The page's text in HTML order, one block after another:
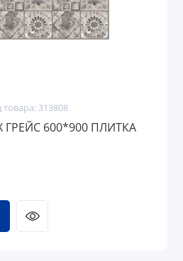
товара: 313808
ГРЕЙС 600*900 ПЛИТКА